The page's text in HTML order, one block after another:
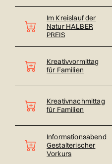
Im Kreislauf der
Natur HALBER
PREIS
Kreativvormittag
für Familien
Kreativnachmittag
für Familien
Informationsabend
Gestalterischer
Vorkurs